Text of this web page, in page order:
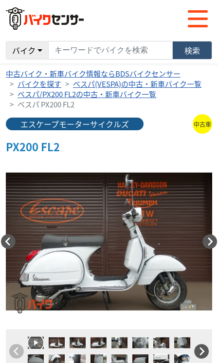
バイク 検索
中古バイク・新車バイク情報ならBDSバイクセンサー
バイクを探す
ベスパ(VESPA)の中古・新車バイク一覧
ベスパ/PX200 FL2の中古・新車バイク一覧
ベスパ PX200 FL2
エスケープモーターサイクルズ 中古車
PX200 FL2